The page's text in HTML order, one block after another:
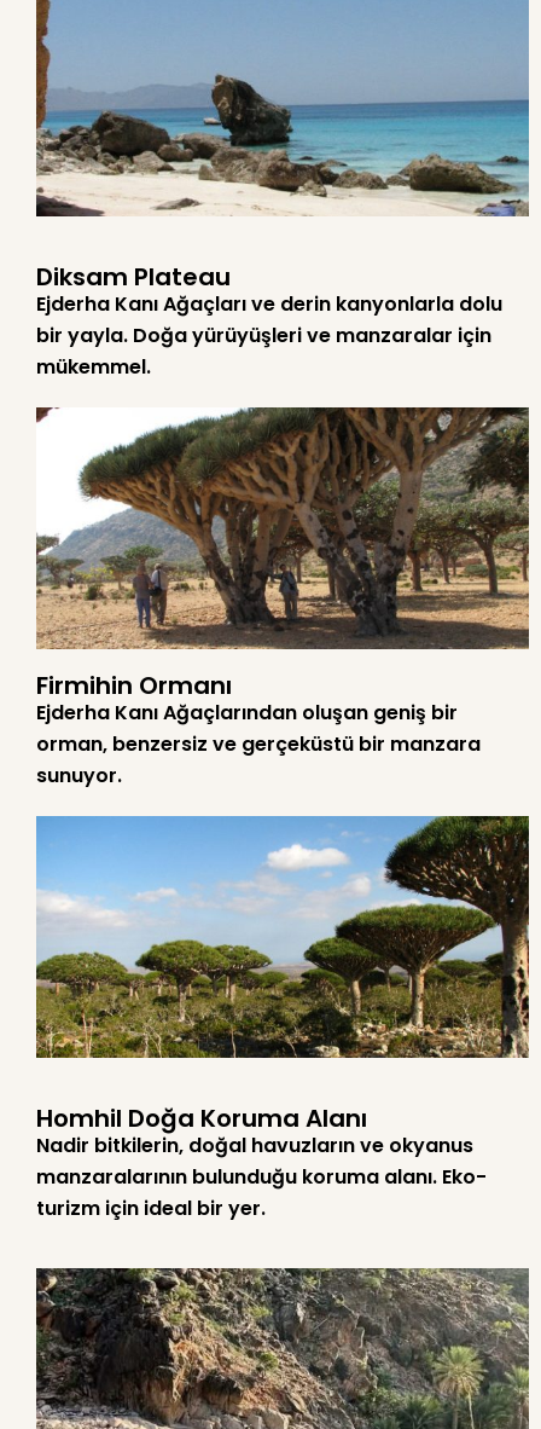
Diksam Plateau
Ejderha Kanı Ağaçları ve derin kanyonlarla dolu
bir yayla. Doğa yürüyüşleri ve manzaralar için
mükemmel.
Firmihin Ormanı
Ejderha Kanı Ağaçlarından oluşan geniş bir
orman, benzersiz ve gerçeküstü bir manzara
sunuyor.
Homhil Doğa Koruma Alanı
Nadir bitkilerin, doğal havuzların ve okyanus
manzaralarının bulunduğu koruma alanı. Eko-
turizm için ideal bir yer.